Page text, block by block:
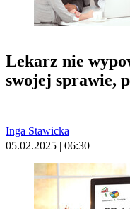
Lekarz nie
swojej sprawie,
Inga Stawicka
05.02.2025 | 06:30